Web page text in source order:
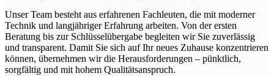
Unser Team besteht aus erfahrenen Fachleuten, die mit moderner
Technik und langjähriger Erfahrung arbeiten. Von der ersten
Beratung bis zur Schlüsselübergabe begleiten wir Sie zuverlässig
und transparent. Damit Sie sich auf Ihr neues Zuhause konzentrieren
können, übernehmen wir die Herausforderungen – pünktlich,
sorgfältig und mit hohem Qualitätsanspruch.